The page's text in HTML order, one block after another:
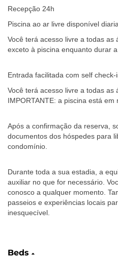
Recepção 24h
Piscina ao ar livre disponível
Você terá acesso livre a todas as
exceto à piscina enquanto durar a
Entrada facilitada com self check-
Você terá acesso livre a todas
IMPORTANTE: a piscina está em
Após a confirmação da reserva,
documentos dos hóspedes para
condomínio.
Durante toda a sua estadia, a
auxiliar no que for necessário.
conosco a qualquer momento.
passeios e experiências locais
inesquecível.
Beds